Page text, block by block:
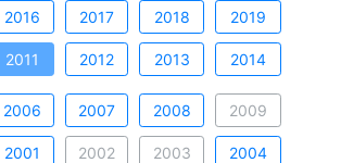
2016 2017 2018 2019
2011 2012 2013 2014
2006 2007 2008 2009
2001 2002 2003 2004